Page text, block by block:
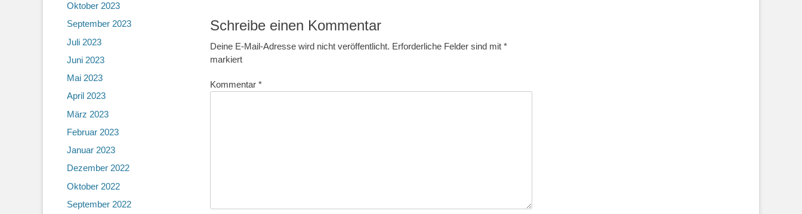
Schreibe einen Kommentar
Deine E-Mail-Adresse wird nicht veröffentlicht. Erforderliche Felder sind mit *
markiert
Kommentar *
Oktober 2023
September 2023
Juli 2023
Juni 2023
Mai 2023
April 2023
März 2023
Februar 2023
Januar 2023
Dezember 2022
Oktober 2022
September 2022